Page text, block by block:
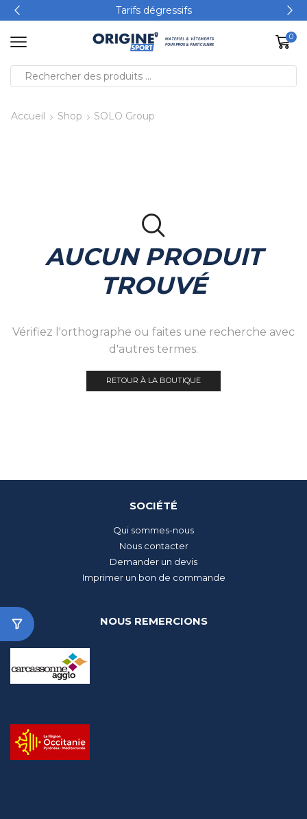
Tarifs dégressifs
0
Accueil Shop SOLO Group
AUCUN PRODUIT
TROUVÉ
Vérifiez l'orthographe ou faites une recherche avec
d'autres termes.
RETOUR À LA BOUTIQUE
SOCIÉTÉ
Qui sommes-nous
Nous contacter
Demander un devis
Imprimer un bon de commande
NOUS REMERCIONS